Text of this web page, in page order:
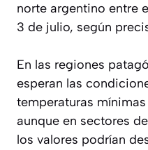
norte argentino entre
3 de julio, según
En las regiones
esperan las
temperaturas mínimas
aunque en sectores
los valores podrían